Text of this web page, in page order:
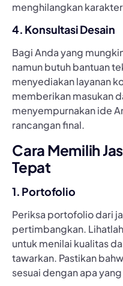
menghilangkan
4. Konsultasi Desain
Bagi Anda yang
namun butuh bantuan
menyediakan layanan
memberikan masukan
menyempurnakan ide
rancangan final.
Cara Memilih
Tepat
1. Portofolio
Periksa portofolio dari
pertimbangkan.
untuk menilai kualitas
tawarkan. Pastikan
sesuai dengan apa